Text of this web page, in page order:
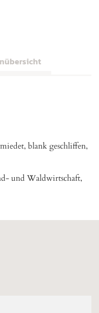
blank geschliffen,
und Waldwirtschaft,